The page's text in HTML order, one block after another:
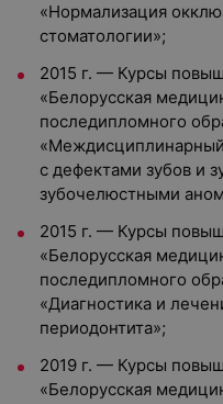
«Нормализация
стоматологии»;
2015 г. — Курсы
«Белорусская
последипломного
с дефектами зубов и
зубочелюстными
2015 г. — Курсы
«Белорусская
последипломного
«Диагностика и
периодонтита»;
2019 г. — Курсы
«Белорусская